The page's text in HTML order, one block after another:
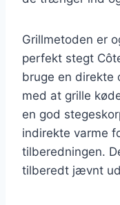
Grillmetoden er
perfekt stegt
bruge en direkte
med at grille
en god
indirekte varme
tilberedningen.
tilberedt jævnt